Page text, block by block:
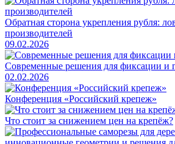
Обратная сторона укрепления рубля:
производителей
09.02.2026
Современные решения для фиксации и
02.02.2026
Конференция «Российский крепеж»
Что стоит за снижением цен на крепёж?